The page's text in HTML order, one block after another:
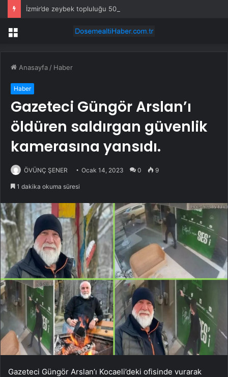
İzmir’de zeybek topluluğu 500 kişiye ulaştı
Menü
Anasayfa / Haber
Haber
Gazeteci Güngör Arslan’ı
öldüren saldırgan güvenlik
kamerasına yansıdı.
ÖVÜNÇ ŞENER Ocak 14, 2023 0 9
1 dakika okuma süresi
Gazeteci Güngör Arslan’ı Kocaeli’deki ofisinde vurarak